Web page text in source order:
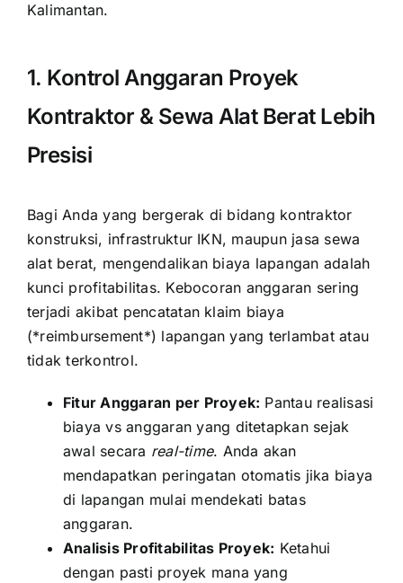
Kalimantan.
1. Kontrol Anggaran Proyek
Kontraktor & Sewa Alat Berat Lebih
Presisi
Bagi Anda yang bergerak di bidang kontraktor
konstruksi, infrastruktur IKN, maupun jasa sewa
alat berat, mengendalikan biaya lapangan adalah
kunci profitabilitas. Kebocoran anggaran sering
terjadi akibat pencatatan klaim biaya
(*reimbursement*) lapangan yang terlambat atau
tidak terkontrol.
Fitur Anggaran per Proyek: Pantau realisasi
biaya vs anggaran yang ditetapkan sejak
awal secara real-time. Anda akan
mendapatkan peringatan otomatis jika biaya
di lapangan mulai mendekati batas
anggaran.
Analisis Profitabilitas Proyek: Ketahui
dengan pasti proyek mana yang